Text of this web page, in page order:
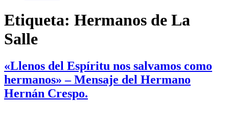
Etiqueta: Hermanos de La
Salle
«Llenos del Espíritu nos salvamos como
hermanos» – Mensaje del Hermano
Hernán Crespo.